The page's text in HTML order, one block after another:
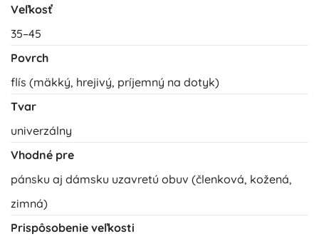
Veľkosť
35–45
Povrch
flís (mäkký, hrejivý, príjemný na dotyk)
Tvar
univerzálny
Vhodné pre
pánsku aj dámsku uzavretú obuv (členková, kožená,
zimná)
Prispôsobenie veľkosti